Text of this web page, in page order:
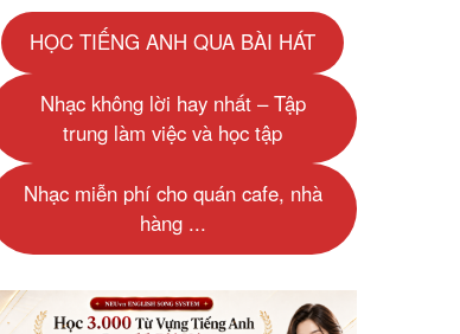
HỌC TIẾNG ANH QUA BÀI HÁT
Nhạc không lời hay nhất – Tập
trung làm việc và học tập
Nhạc miễn phí cho quán cafe, nhà
hàng ...